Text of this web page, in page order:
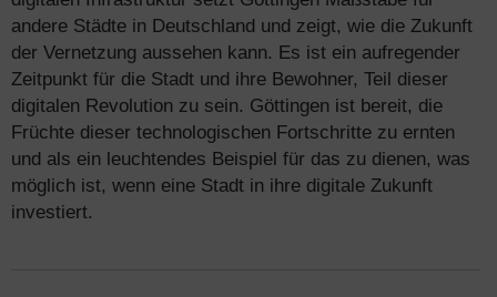
andere Städte in Deutschland und zeigt, wie die Zukunft
der Vernetzung aussehen kann. Es ist ein aufregender
Zeitpunkt für die Stadt und ihre Bewohner, Teil dieser
digitalen Revolution zu sein. Göttingen ist bereit, die
Früchte dieser technologischen Fortschritte zu ernten
und als ein leuchtendes Beispiel für das zu dienen, was
möglich ist, wenn eine Stadt in ihre digitale Zukunft
investiert.